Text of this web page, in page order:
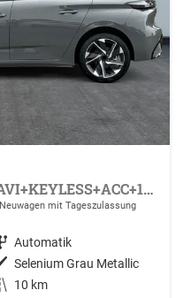
Allure SHZ+KAMERA+NAVI+KEYLESS+ACC+17 LM
Neuwagen mit Tageszulassung
Getriebe Automatik
Außenfarbe Selenium Grau Metallic
Kilometerstand
10 km